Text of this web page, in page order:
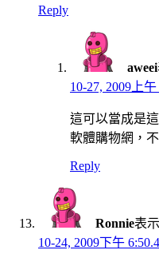
Reply
aweei
10-27, 2009上
這可以當成是
軟體購物網，
Reply
Ronnie表
10-24, 2009下午